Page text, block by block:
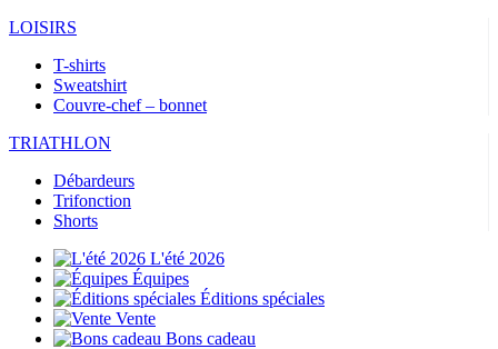
LOISIRS
T-shirts
Sweatshirt
Couvre-chef – bonnet
TRIATHLON
Débardeurs
Trifonction
Shorts
L'été 2026
Équipes
Éditions spéciales
Vente
Bons cadeau